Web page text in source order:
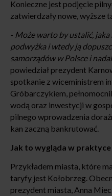
Konieczne jest podjęcie
zatwierdzały nowe, wyższe
- Może warto by ustalić, jaka
podwyżka i wtedy ją
samorządów w Polsce i
powiedział prezydent
spotkanie z wiceministrem
Gróbarczykiem,
wodą oraz inwestycji w
pilnego wprowadzenia
kan zaczną bankrutować.
Jak to wygląda w praktyce
Przykładem miasta, które
taryfy jest Kołobrzeg.
prezydent miasta, Anna